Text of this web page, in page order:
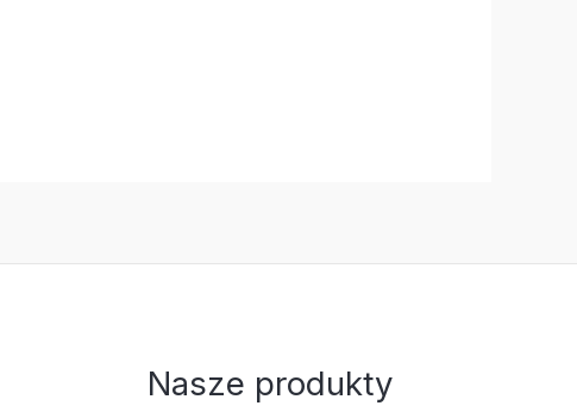
Nasze produkty